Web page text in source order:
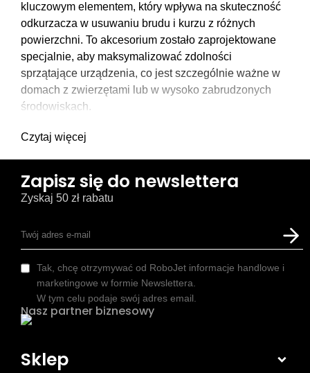
kluczowym elementem, który wpływa na skuteczność
odkurzacza w usuwaniu brudu i kurzu z różnych
powierzchni. To akcesorium zostało zaprojektowane
specjalnie, aby maksymalizować zdolności
sprzątające urządzenia, co jest szczególnie ważne w
domach z zwierzętami lub w wysoko zabrudzonych
środowiskach.
Czytaj więcej
Sklep
Zapisz się do newslettera
Zyskaj 50 zł rabatu
Tak, chcę otrzymywać od RoboJet informacje handlowe i
marketingowe w formie Newslettera.
W tym celu podaje swój adres email.
Nasz partner biznesowy